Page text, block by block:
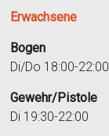
Erwachsene
Bogen
Di/Do 18:00-22:00
Gewehr/Pistole
Di 19:30-22:00